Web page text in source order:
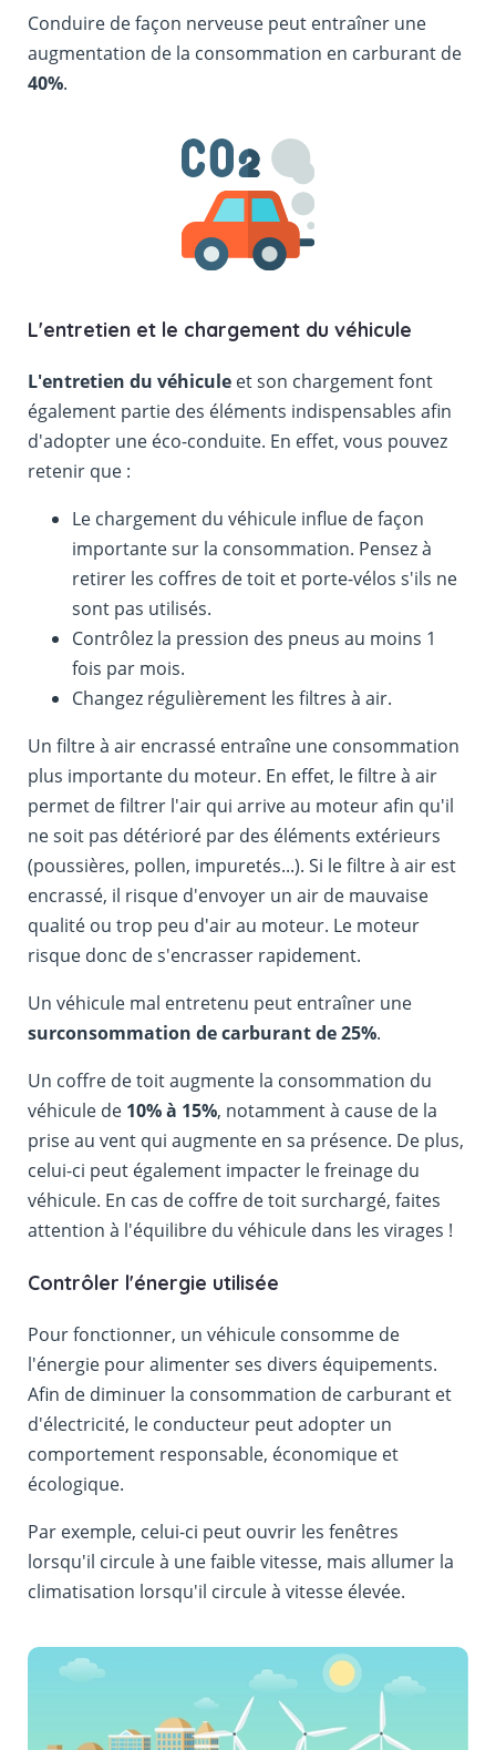
Conduire de façon nerveuse peut entraîner une
augmentation de la consommation en carburant de
40%.
L'entretien et le chargement du véhicule
L'entretien du véhiculeet son chargement font
également partie des éléments indispensables afin
d'adopter une éco-conduite. En effet, vous pouvez
retenir que :
Le chargement du véhicule influe de façon
importante sur la consommation. Pensez à
retirer les coffres de toit et porte-vélos s'ils ne
sont pas utilisés.
Contrôlez la pression des pneus au moins 1
fois par mois.
Changez régulièrement les filtres à air.
Un filtre à air encrassé entraîne une consommation
plus importante du moteur. En effet, le filtre à air
permet de filtrer l'air qui arrive au moteur afin qu'il
ne soit pas détérioré par des éléments extérieurs
(poussières, pollen, impuretés...). Si le filtre à air est
encrassé, il risque d'envoyer un air de mauvaise
qualité ou trop peu d'air au moteur. Le moteur
risque donc de s'encrasser rapidement.
Un véhicule mal entretenu peut entraîner une
surconsommation de carburant de 25%.
Un coffre de toit augmente la consommation du
véhicule de 10% à 15%, notamment à cause de la
prise au vent qui augmente en sa présence. De plus,
celui-ci peut également impacter le freinage du
véhicule. En cas de coffre de toit surchargé, faites
attention à l'équilibre du véhicule dans les virages !
Contrôler l'énergie utilisée
Pour fonctionner, un véhicule consomme de
l'énergie pour alimenter ses divers équipements.
Afin de diminuer la consommation de carburant et
d'électricité, le conducteur peut adopter un
comportement responsable, économique et
écologique.
Par exemple, celui-ci peut ouvrir les fenêtres
lorsqu'il circule à une faible vitesse, mais allumer la
climatisation lorsqu'il circule à vitesse élevée.